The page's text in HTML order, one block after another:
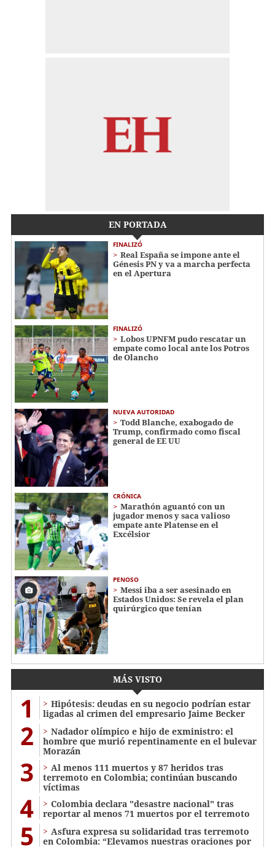
EN PORTADA
FINALIZÓ
Real España se impone ante el
Génesis PN y va a marcha perfecta
en el Apertura
FINALIZÓ
Lobos UPNFM pudo rescatar un
empate como local ante los Potros
de Olancho
NUEVA AUTORIDAD
Todd Blanche, exabogado de
Trump, confirmado como fiscal
general de EE UU
CRÓNICA
Marathón aguantó con un
jugador menos y saca valioso
empate ante Platense en el
Excélsior
PENOSO
Messi iba a ser asesinado en
Estados Unidos: Se revela el plan
quirúrgico que tenían
MÁS VISTO
1
Hipótesis: deudas en su negocio podrían estar
ligadas al crimen del empresario Jaime Becker
2
Nadador olímpico e hijo de exministro: el
hombre que murió repentinamente en el bulevar
Morazán
3
Al menos 111 muertos y 87 heridos tras
terremoto en Colombia; continúan buscando
víctimas
4
Colombia declara "desastre nacional" tras
reportar al menos 71 muertos por el terremoto
5
Asfura expresa su solidaridad tras terremoto
en Colombia: “Elevamos nuestras oraciones por